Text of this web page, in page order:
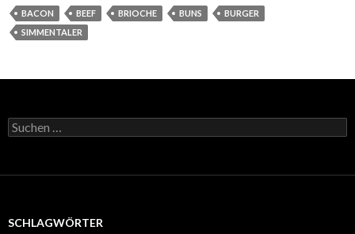
BACON BEEF BRIOCHE BUNS
BURGER
SIMMENTALER
Suchen
nach:
SCHLAGWÖRTER